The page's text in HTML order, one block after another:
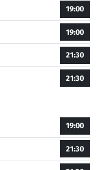
19:00
19:00
21:30
21:30
19:00
21:30